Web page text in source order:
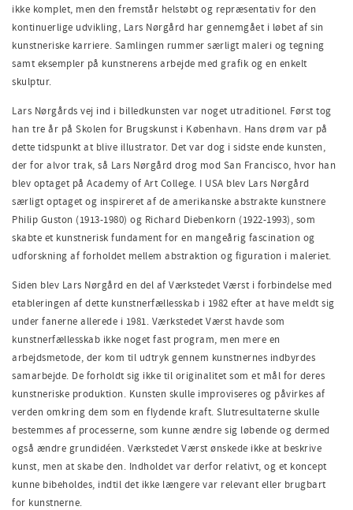
ikke komplet, men den fremstår helstøbt og repræsentativ for den
kontinuerlige udvikling, Lars Nørgård har gennemgået i løbet af sin
kunstneriske karriere. Samlingen rummer særligt maleri og tegning
samt eksempler på kunstnerens arbejde med grafik og en enkelt
skulptur.
Lars Nørgårds vej ind i billedkunsten var noget utraditionel. Først tog
han tre år på Skolen for Brugskunst i København. Hans drøm var på
dette tidspunkt at blive illustrator. Det var dog i sidste ende kunsten,
der for alvor trak, så Lars Nørgård drog mod San Francisco, hvor han
blev optaget på Academy of Art College. I USA blev Lars Nørgård
særligt optaget og inspireret af de amerikanske abstrakte kunstnere
Philip Guston (1913-1980) og Richard Diebenkorn (1922-1993), som
skabte et kunstnerisk fundament for en mangeårig fascination og
udforskning af forholdet mellem abstraktion og figuration i maleriet.
Siden blev Lars Nørgård en del af Værkstedet Værst i forbindelse med
etableringen af dette kunstnerfællesskab i 1982 efter at have meldt sig
under fanerne allerede i 1981. Værkstedet Værst havde som
kunstnerfællesskab ikke noget fast program, men mere en
arbejdsmetode, der kom til udtryk gennem kunstnernes indbyrdes
samarbejde. De forholdt sig ikke til originalitet som et mål for deres
kunstneriske produktion. Kunsten skulle improviseres og påvirkes af
verden omkring dem som en flydende kraft. Slutresultaterne skulle
bestemmes af processerne, som kunne ændre sig løbende og dermed
også ændre grundidéen. Værkstedet Værst ønskede ikke at beskrive
kunst, men at skabe den. Indholdet var derfor relativt, og et koncept
kunne bibeholdes, indtil det ikke længere var relevant eller brugbart
for kunstnerne.